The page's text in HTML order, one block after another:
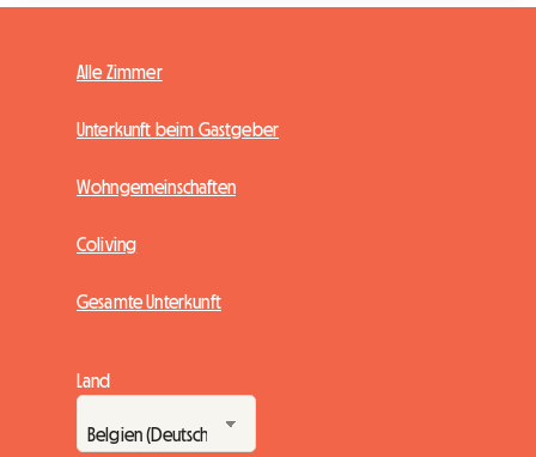
Alle Zimmer
Unterkunft beim Gastgeber
Wohngemeinschaften
Coliving
Gesamte Unterkunft
Land